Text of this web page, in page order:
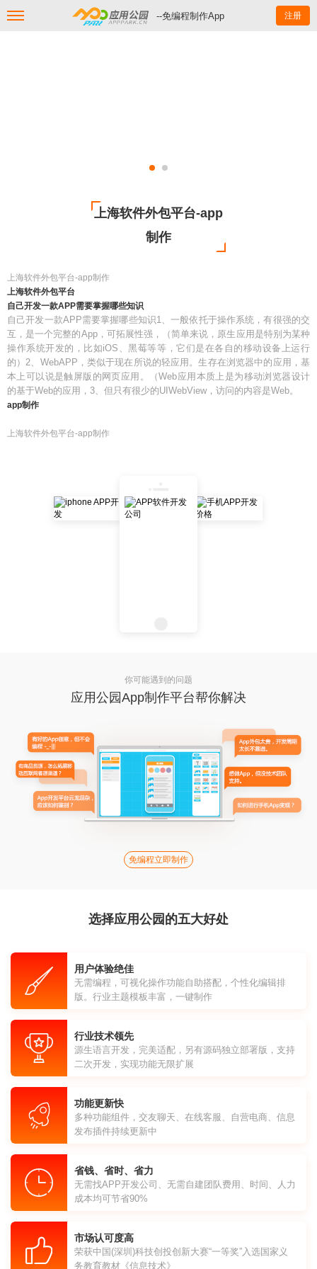
--免编程制作App 注册
上海软件外包平台-app
制作
上海软件外包平台-app制作
上海软件外包平台
自己开发一款APP需要掌握哪些知识
自己开发一款APP需要掌握哪些知识1、一般依托于操作系统，有很强的交
互，是一个完整的App，可拓展性强，（简单来说，原生应用是特别为某种
操作系统开发的，比如iOS、黑莓等等，它们是在各自的移动设备上运行
的）2、WebAPP，类似于现在所说的轻应用。生存在浏览器中的应用，基
本上可以说是触屏版的网页应用。（Web应用本质上是为移动浏览器设计
的基于Web的应用，3、但只有很少的UIWebView，访问的内容是Web。
app制作
上海软件外包平台-app制作
你可能遇到的问题
应用公园App制作平台帮你解决
免编程立即制作
选择应用公园的五大好处
用户体验绝佳
无需编程，可视化操作功能自助搭配，个性化编辑排
版。行业主题模板丰富，一键制作
行业技术领先
源生语言开发，完美适配，另有源码独立部署版，支持
二次开发，实现功能无限扩展
功能更新快
多种功能组件，交友聊天、在线客服、自营电商、信息
发布插件持续更新中
省钱、省时、省力
无需找APP开发公司、无需自建团队费用、时间、人力
成本均可节省90%
市场认可度高
荣获中国(深圳)科技创投创新大赛“一等奖”入选国家义
务教育教材《信息技术》